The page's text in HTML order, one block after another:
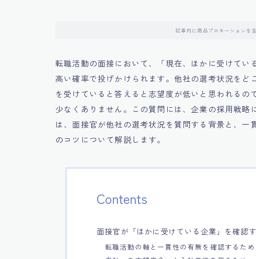
記事内に商品プロモーションを
転職活動の面接において、「現在、ほかに受けてい
高い確率で投げかけられます。他社の選考状況を
を受けていると答えると志望度が低いと思われるの
少なくありません。この質問には、企業の採用戦
は、面接官が他社の選考状況を質問する背景と、
のコツについて解説します。
Contents
面接官が「ほかに受けている企業」を確認
転職活動の軸と一貫性の有無を確認するため